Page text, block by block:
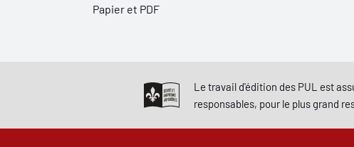
Papier et PDF
Le travail d'édition des PUL est
responsables, pour le plus grand